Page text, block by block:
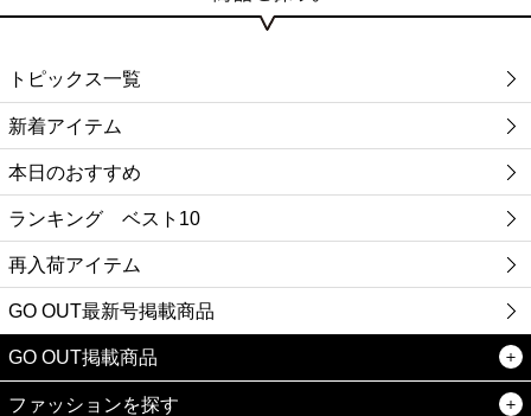
トピックス一覧
新着アイテム
本日のおすすめ
ランキング ベスト10
再入荷アイテム
GO OUT最新号掲載商品
GO OUT掲載商品
ファッションを探す